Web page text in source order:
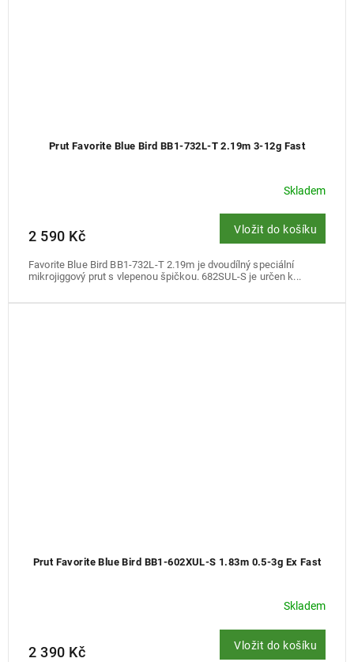
Prut Favorite Blue Bird BB1-732L-T 2.19m 3-12g Fast
Skladem
2 590 Kč Vložit do košíku
Favorite Blue Bird BB1-732L-T 2.19m je dvoudílný speciální
mikrojiggový prut s vlepenou špičkou. 682SUL-S je určen k...
Prut Favorite Blue Bird BB1-602XUL-S 1.83m 0.5-3g Ex Fast
Skladem
2 390 Kč Vložit do košíku